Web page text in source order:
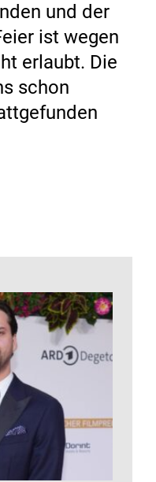
und der
ist wegen
erlaubt. Die
schon